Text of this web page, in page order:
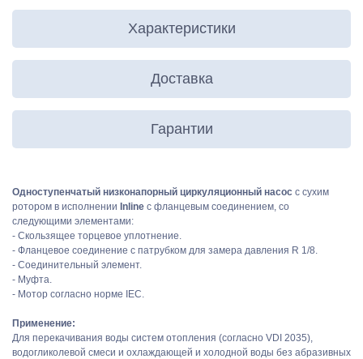
Характеристики
Доставка
Гарантии
Одноступенчатый низконапорный циркуляционный насос с сухим
ротором в исполнении Inline с фланцевым соединением, со
следующими элементами:
- Скользящее торцевое уплотнение.
- Фланцевое соединение с патрубком для замера давления R 1/8.
- Соединительный элемент.
- Муфта.
- Мотор согласно норме IEC.
Применение:
Для перекачивания воды систем отопления (согласно VDI 2035),
водогликолевой смеси и охлаждающей и холодной воды без абразивных